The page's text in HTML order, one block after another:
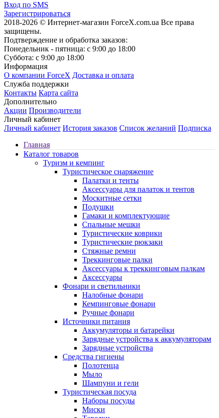
Вход по SMS
Зарегистрироваться
2018-2026 © Интернет-магазин ForceX.com.ua Все права
защищены.
Подтверждение и обработка заказов:
Понедельник - пятница: с 9:00 до 18:00
Суббота: с 9:00 до 18:00
Информация
О компании ForceX Доставка и оплата
Служба поддержки
Контакты Карта сайта
Дополнительно
Акции Производители
Личный кабинет
Личный кабинет История заказов Список желаний Подписка
Главная
Каталог товаров
Туризм и кемпинг
Туристическое снаряжение
Палатки и тенты
Аксессуары для палаток и тентов
Москитные сетки
Подушки
Гамаки и комплектующие
Спальные мешки
Туристические коврики
Туристические рюкзаки
Стяжные ремни
Треккинговые палки
Аксессуары к треккинговым палкам
Аксессуары
Фонари и светильники
Налобные фонари
Кемпинговые фонари
Ручные фонари
Источники питания
Аккумуляторы и батарейки
Зарядные устройства к аккумуляторам
Зарядные устройства
Средства гигиены
Полотенца
Мыло
Шампуни и гели
Туристическая посуда
Наборы посуды
Миски